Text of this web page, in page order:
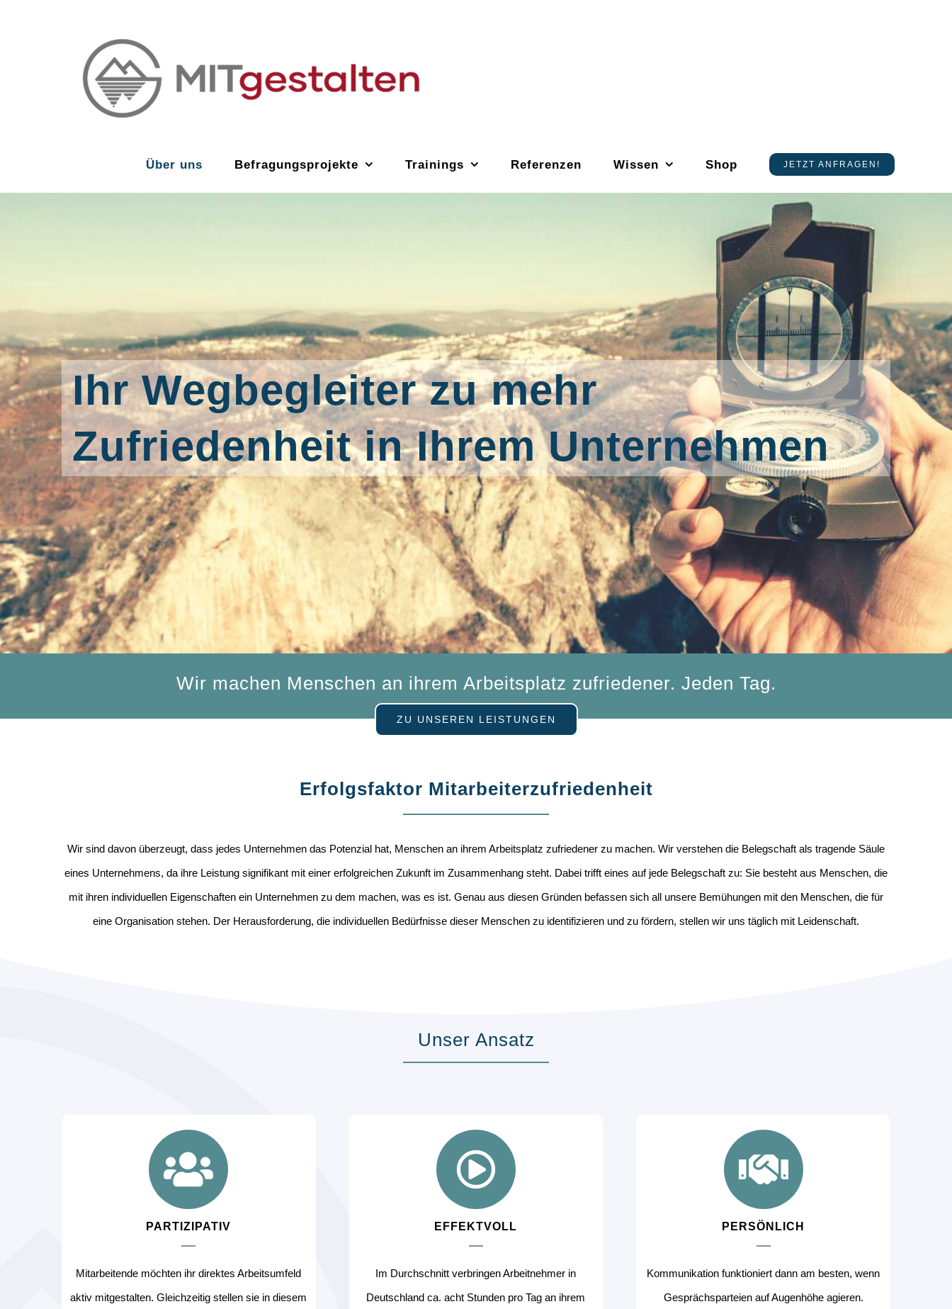
Über uns Befragungsprojekte Trainings Referenzen Wissen Shop JETZT ANFRAGEN!
Ihr Wegbegleiter zu mehr
Zufriedenheit in Ihrem Unternehmen
Wir machen Menschen an ihrem Arbeitsplatz zufriedener. Jeden Tag.
ZU UNSEREN LEISTUNGEN
Erfolgsfaktor Mitarbeiterzufriedenheit
Wir sind davon überzeugt, dass jedes Unternehmen das Potenzial hat, Menschen an ihrem Arbeitsplatz zufriedener zu machen. Wir verstehen die Belegschaft als tragende Säule
eines Unternehmens, da ihre Leistung signifikant mit einer erfolgreichen Zukunft im Zusammenhang steht. Dabei trifft eines auf jede Belegschaft zu: Sie besteht aus Menschen, die
mit ihren individuellen Eigenschaften ein Unternehmen zu dem machen, was es ist. Genau aus diesen Gründen befassen sich all unsere Bemühungen mit den Menschen, die für
eine Organisation stehen. Der Herausforderung, die individuellen Bedürfnisse dieser Menschen zu identifizieren und zu fördern, stellen wir uns täglich mit Leidenschaft.
Unser Ansatz
PARTIZIPATIV
Mitarbeitende möchten ihr direktes Arbeitsumfeld
aktiv mitgestalten. Gleichzeitig stellen sie in diesem
EFFEKTVOLL
Im Durchschnitt verbringen Arbeitnehmer in
Deutschland ca. acht Stunden pro Tag an ihrem
PERSÖNLICH
Kommunikation funktioniert dann am besten, wenn
Gesprächsparteien auf Augenhöhe agieren.